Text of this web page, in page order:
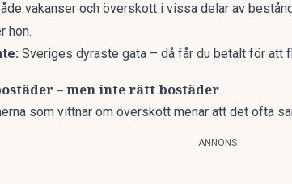
vakanser och överskott i vissa delar av
hon.
Sveriges dyraste gata – då får du betalt för att
– men inte rätt bostäder
som vittnar om överskott menar att det ofta
ANNONS